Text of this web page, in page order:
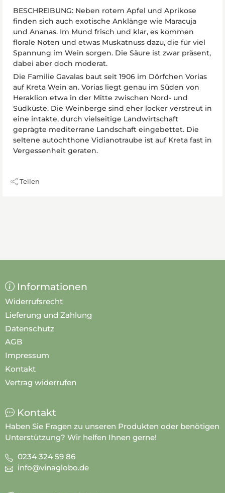
BESCHREIBUNG: Neben rotem Apfel und Aprikose
finden sich auch exotische Anklänge wie Maracuja
und Ananas. Im Mund frisch und klar, es kommen
florale Noten und etwas Muskatnuss dazu, die für viel
Spannung im Wein sorgen. Die Säure ist zwar präsent,
dabei aber doch moderat.
Die Familie Gavalas baut seit 1906 im Dörfchen Vorias
auf Kreta Wein an. Vorias liegt genau im Süden von
Heraklion etwa in der Mitte zwischen Nord- und
Südküste. Die Weinberge sind eher locker verstreut in
eine intakte, durch vielseitige Landwirtschaft
geprägte mediterrane Landschaft eingebettet. Die
seltene autochthone Vidianotraube ist auf Kreta fast in
Vergessenheit geraten.
Teilen
Informationen
Widerrufsrecht
Lieferung und Zahlung
Datenschutz
AGB
Impressum
Kontakt
Vertrag widerrufen
Kontakt
Haben Sie Fragen zu unseren Produkten oder benötigen
Unterstützung? Wir helfen Ihnen gerne!
0234 324 59 86
info@vinaglobo.de